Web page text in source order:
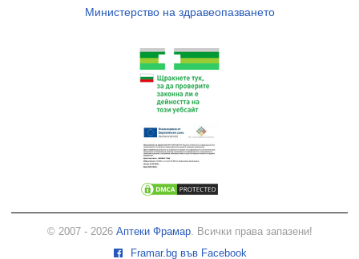
Министерство на здравеопазването
© 2007 - 2026 Аптеки Фрамар. Всички права запазени!
Framar.bg във Facebook